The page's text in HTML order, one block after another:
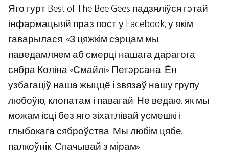
Яго гурт Best of The Bee Gees падзяліўся гэтай
інфармацыяй праз пост у Facebook, у якім
гаварылася: «З цяжкім сэрцам мы
паведамляем аб смерці нашага дарагога
сябра Коліна «Смайлі» Петэрсана. Ён
узбагаціў наша жыццё і звязаў нашу групу
любоўю, клопатам і павагай. Не ведаю, як мы
можам ісці без яго зіхатлівай усмешкі і
глыбокага сяброўства. Мы любім цябе,
палкоўнік. Спачывай з мірам».